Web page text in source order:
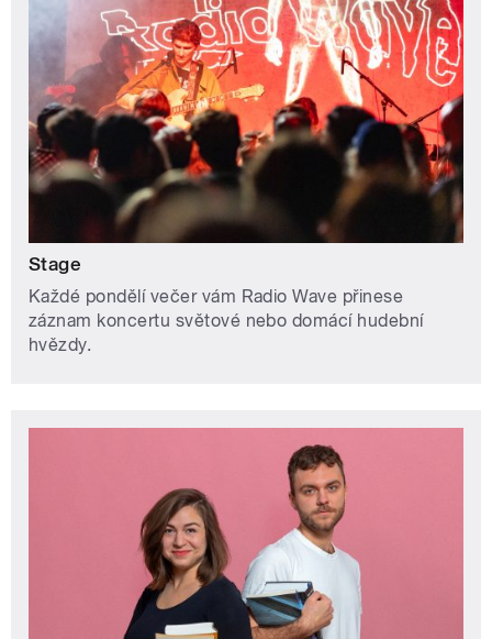
Stage
Každé pondělí večer vám Radio Wave přinese
záznam koncertu světové nebo domácí hudební
hvězdy.